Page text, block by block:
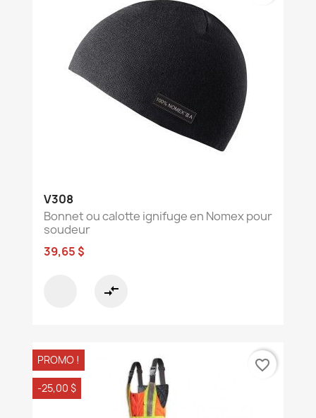
V308
Bonnet ou calotte ignifuge en Nomex pour
soudeur
39,65 $
compare_arrows
PROMO !
-25,00 $
favorite_border